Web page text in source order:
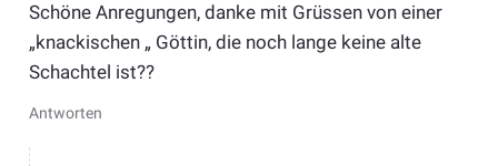
Schöne Anregungen, danke mit Grüssen von einer
„knackischen „ Göttin, die noch lange keine alte
Schachtel ist??
Antworten